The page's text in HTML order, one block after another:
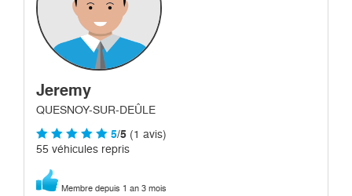
Jeremy
QUESNOY-SUR-DEÛLE
5/5 (1 avis)
55 véhicules repris
Membre depuis 1 an 3 mois